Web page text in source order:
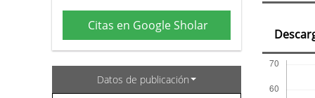
Citas en Google Sholar
Datos de publicación